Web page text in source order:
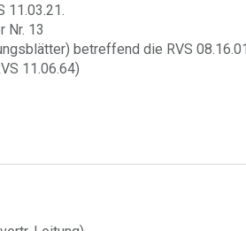
11.03.21.
Nr. 13
betreffend die RVS
11.06.64)